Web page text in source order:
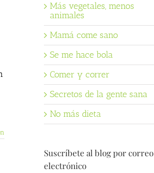
Más vegetales, menos
animales
Mamá come sano
Se me hace bola
Comer y correr
Secretos de la gente sana
No más dieta
Suscríbete al blog por correo
electrónico